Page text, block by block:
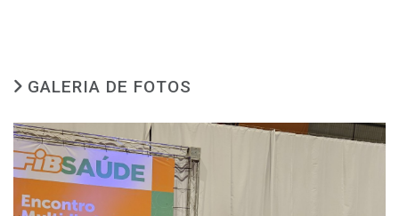
GALERIA DE FOTOS